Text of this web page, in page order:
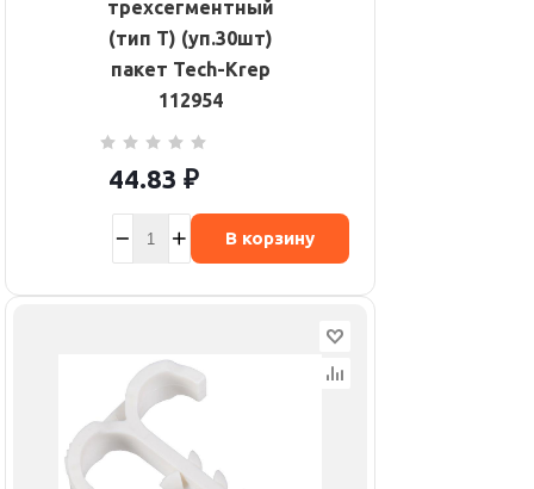
трехсегментный
(тип Т) (уп.30шт)
пакет Tech-Krep
112954
44.83 ₽
В корзину